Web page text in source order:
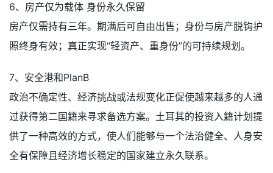
6、房产仅为载体 身份永久保留
房产仅需持有三年。期满后可自由出售；身份与房产脱钩护
照终身有效；真正实现“轻资产、重身份”的可持续规划。
7、安全港和PlanB
政治不确定性、经济挑战或法规变化正促使越来越多的人通
过获得第二国籍来寻求备选方案。土耳其的投资入籍计划提
供了一种高效的方式，使人们能够与一个法治健全、人身安
全有保障且经济增长稳定的国家建立永久联系。